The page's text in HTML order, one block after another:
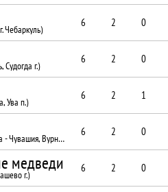
Чебаркуль)
6 2 0
Судогда г.)
6 2 0
Ува п.)
6 2 1
(Чувашская Республика - Чувашия, Вурнары пгт.)
6 2 0
медведи
г.)
6 2 0